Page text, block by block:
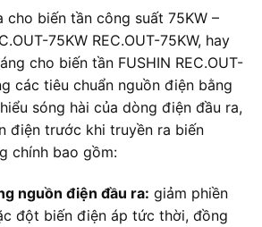
cho biến tần công suất 75KW –
75KW REC.OUT-75KW, hay
cho biến tần FUSHIN REC.OUT-
các tiêu chuẩn nguồn điện bằng
sóng hài của dòng điện đầu ra,
điện trước khi truyền ra biến
chính bao gồm:
nguồn điện đầu ra: giảm phiền
đột biến điện áp tức thời, đồng